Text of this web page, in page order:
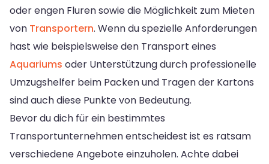
oder engen Fluren sowie die Möglichkeit zum Mieten
von Transportern. Wenn du spezielle Anforderungen
hast wie beispielsweise den Transport eines
Aquariums oder Unterstützung durch professionelle
Umzugshelfer beim Packen und Tragen der Kartons
sind auch diese Punkte von Bedeutung.
Bevor du dich für ein bestimmtes
Transportunternehmen entscheidest ist es ratsam
verschiedene Angebote einzuholen. Achte dabei